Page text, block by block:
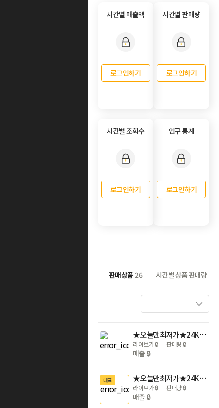
시간별 매출액
로그인하기
시간별 판매량
로그인하기
시간별 조회수
로그인하기
인구 통계
로그인하기
판매상품 26 시간별 상품 판매량
★오늘만최저가★24K 99.99% 골드바 11.25g
라이브가🔒 판매량🔒
매출 🔒
대표 ★오늘만최저가★24K 99.99% 골드바 30g
라이브가🔒 판매량🔒
매출 🔒